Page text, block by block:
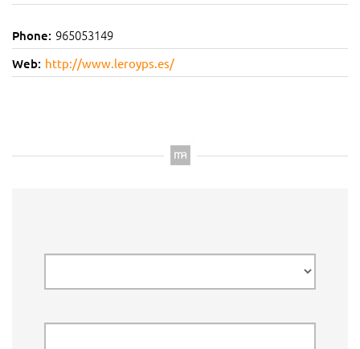
Phone: 965053149
Web: http://www.leroyps.es/